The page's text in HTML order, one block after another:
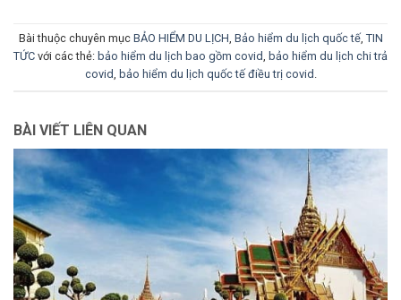
Bài thuộc chuyên mục BẢO HIỂM DU LỊCH, Bảo hiểm du lịch quốc tế, TIN
TỨC với các thẻ: bảo hiểm du lịch bao gồm covid, bảo hiểm du lịch chi trả
covid, bảo hiểm du lịch quốc tế điều trị covid .
BÀI VIẾT LIÊN QUAN